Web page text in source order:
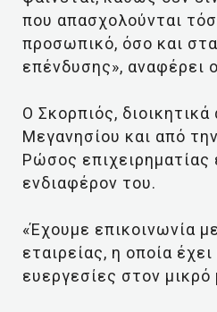
που απασχολούνται
προσωπικό, όσο και
επένδυσης», αναφέρει
Ο Σκορπιός,
Μεγανησίου και από
Ρώσος επιχειρηματίας
ενδιαφέρον του.
«Έχουμε επικοινωνία
εταιρείας, η οποία
ευεργεσίες στον μικρό